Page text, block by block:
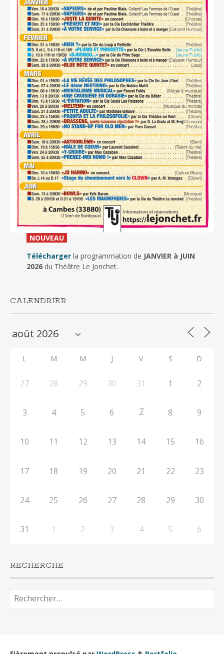
NOUVEAU_
Télécharger la programmation de JANVIER à JUIN
2026du Théâtre Le Jonchet.
CALENDRIER
L M M J V S D
27 28 29 30 31 1 2
3 4 5 6 7 8 9
10 11 12 13 14 15 16
17 18 19 20 21 22 23
24 25 26 27 28 29 30
31 1 2 3 4 5 6
RECHERCHE